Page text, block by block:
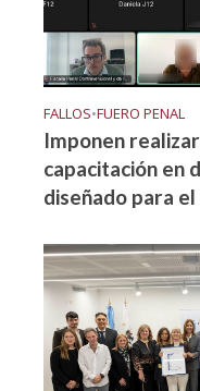
FALLOS•FUERO PENAL
Imponen
capacitación en
diseñado para el